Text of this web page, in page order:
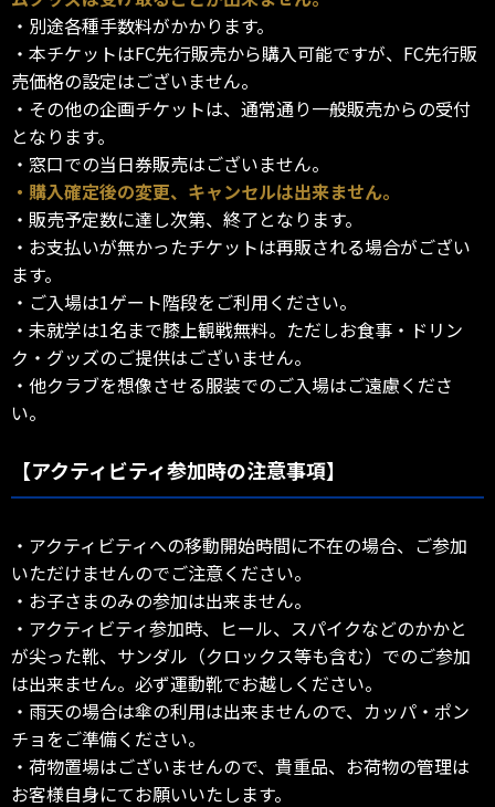
・別途各種手数料がかかります。
・本チケットはFC先行販売から購入可能ですが、FC先行販
売価格の設定はございません。
・その他の企画チケットは、通常通り一般販売からの受付
となります。
・窓口での当日券販売はございません。
・購入確定後の変更、キャンセルは出来ません。
・販売予定数に達し次第、終了となります。
・お支払いが無かったチケットは再販される場合がござい
ます。
・ご入場は1ゲート階段をご利用ください。
・未就学は1名まで膝上観戦無料。ただしお食事・ドリン
ク・グッズのご提供はございません。
・他クラブを想像させる服装でのご入場はご遠慮くださ
い。
【アクティビティ参加時の注意事項】
・アクティビティへの移動開始時間に不在の場合、ご参加
いただけませんのでご注意ください。
・お子さまのみの参加は出来ません。
・アクティビティ参加時、ヒール、スパイクなどのかかと
が尖った靴、サンダル（クロックス等も含む）でのご参加
は出来ません。必ず運動靴でお越しください。
・雨天の場合は傘の利用は出来ませんので、カッパ・ポン
チョをご準備ください。
・荷物置場はございませんので、貴重品、お荷物の管理は
お客様自身にてお願いいたします。